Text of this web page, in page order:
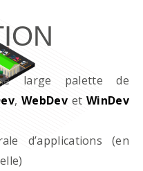
large palette de
,WebDevet WinDev
(en